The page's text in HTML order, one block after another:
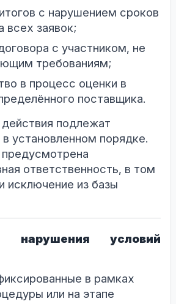
с нарушением сроков
всех заявок;
с участником, не
требованиям;
в процесс оценки в
поставщика.
подлежат
установленном порядке.
ответственность, в том
исключение из базы
нарушения условий
в рамках
или на этапе